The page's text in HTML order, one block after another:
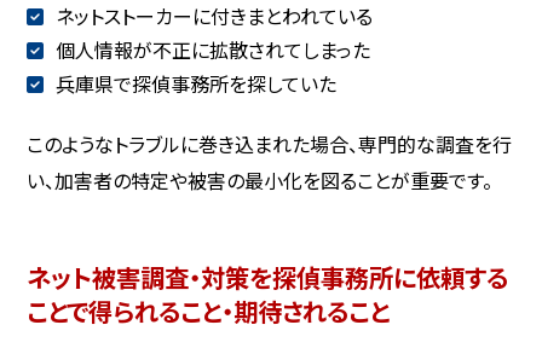
ネットストーカーに付きまとわれている
個人情報が不正に拡散されてしまった
兵庫県で探偵事務所を探していた
このようなトラブルに巻き込まれた場合、専門的な調査を行
い、加害者の特定や被害の最小化を図ることが重要です。
ネット被害調査・対策を探偵事務所に依頼する
ことで得られること・期待されること